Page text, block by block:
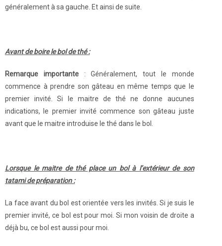
généralement à sa gauche. Et ainsi de suite.
Avant de boire le bol de thé :
Remarque importante: Généralement, tout le monde
commence à prendre son gâteau en même temps que le
premier invité. Si le maitre de thé ne donne aucunes
indications, le premier invité commence son gâteau juste
avant que le maitre introduise le thé dans le bol.
Lorsque le maitre de thé place un bol à l’extérieur de son
tatami de préparation :
La face avant du bol est orientée vers les invités. Si je suis le
premier invité, ce bol est pour moi. Si mon voisin de droite a
déjà bu, ce bol est aussi pour moi.